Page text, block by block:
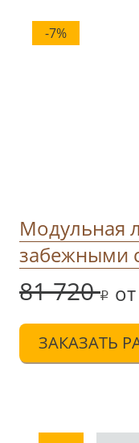
-7%
Модульная
забежными
81 720
ЗАКАЗАТЬ